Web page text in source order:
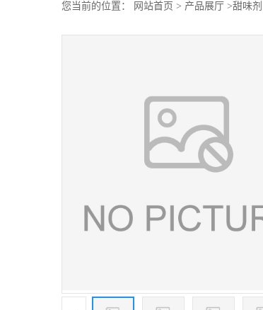
您当前的位置： 网站首页 > 产品展厅 >甜味剂